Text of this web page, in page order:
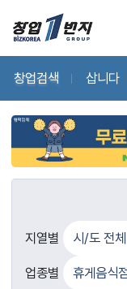
창업검색 삽니다
지열별
업종별